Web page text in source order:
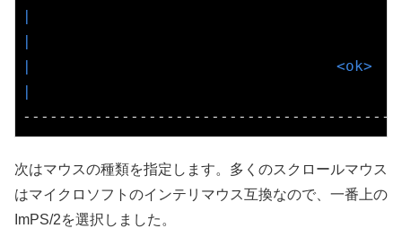
|
|
|                                  <ok>
|
次はマウスの種類を指定します。多くのスクロールマウス
はマイクロソフトのインテリマウス互換なので、一番上の
ImPS/2を選択しました。